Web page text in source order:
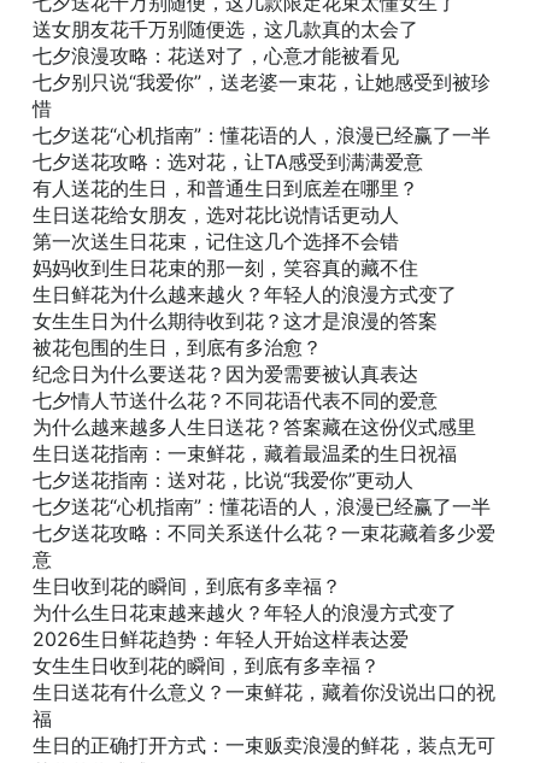
送女朋友花千万别随便选，这几款真的太会了
七夕浪漫攻略：花送对了，心意才能被看见
七夕别只说“我爱你”，送老婆一束花，让她感受到被珍
惜
七夕送花“心机指南”：懂花语的人，浪漫已经赢了一半
七夕送花攻略：选对花，让TA感受到满满爱意
有人送花的生日，和普通生日到底差在哪里？
生日送花给女朋友，选对花比说情话更动人
第一次送生日花束，记住这几个选择不会错
妈妈收到生日花束的那一刻，笑容真的藏不住
生日鲜花为什么越来越火？年轻人的浪漫方式变了
女生生日为什么期待收到花？这才是浪漫的答案
被花包围的生日，到底有多治愈？
纪念日为什么要送花？因为爱需要被认真表达
七夕情人节送什么花？不同花语代表不同的爱意
为什么越来越多人生日送花？答案藏在这份仪式感里
生日送花指南：一束鲜花，藏着最温柔的生日祝福
七夕送花指南：送对花，比说“我爱你”更动人
七夕送花“心机指南”：懂花语的人，浪漫已经赢了一半
七夕送花攻略：不同关系送什么花？一束花藏着多少爱
意
生日收到花的瞬间，到底有多幸福？
为什么生日花束越来越火？年轻人的浪漫方式变了
2026生日鲜花趋势：年轻人开始这样表达爱
女生生日收到花的瞬间，到底有多幸福？
生日送花有什么意义？一束鲜花，藏着你没说出口的祝
福
生日的正确打开方式：一束贩卖浪漫的鲜花，装点无可